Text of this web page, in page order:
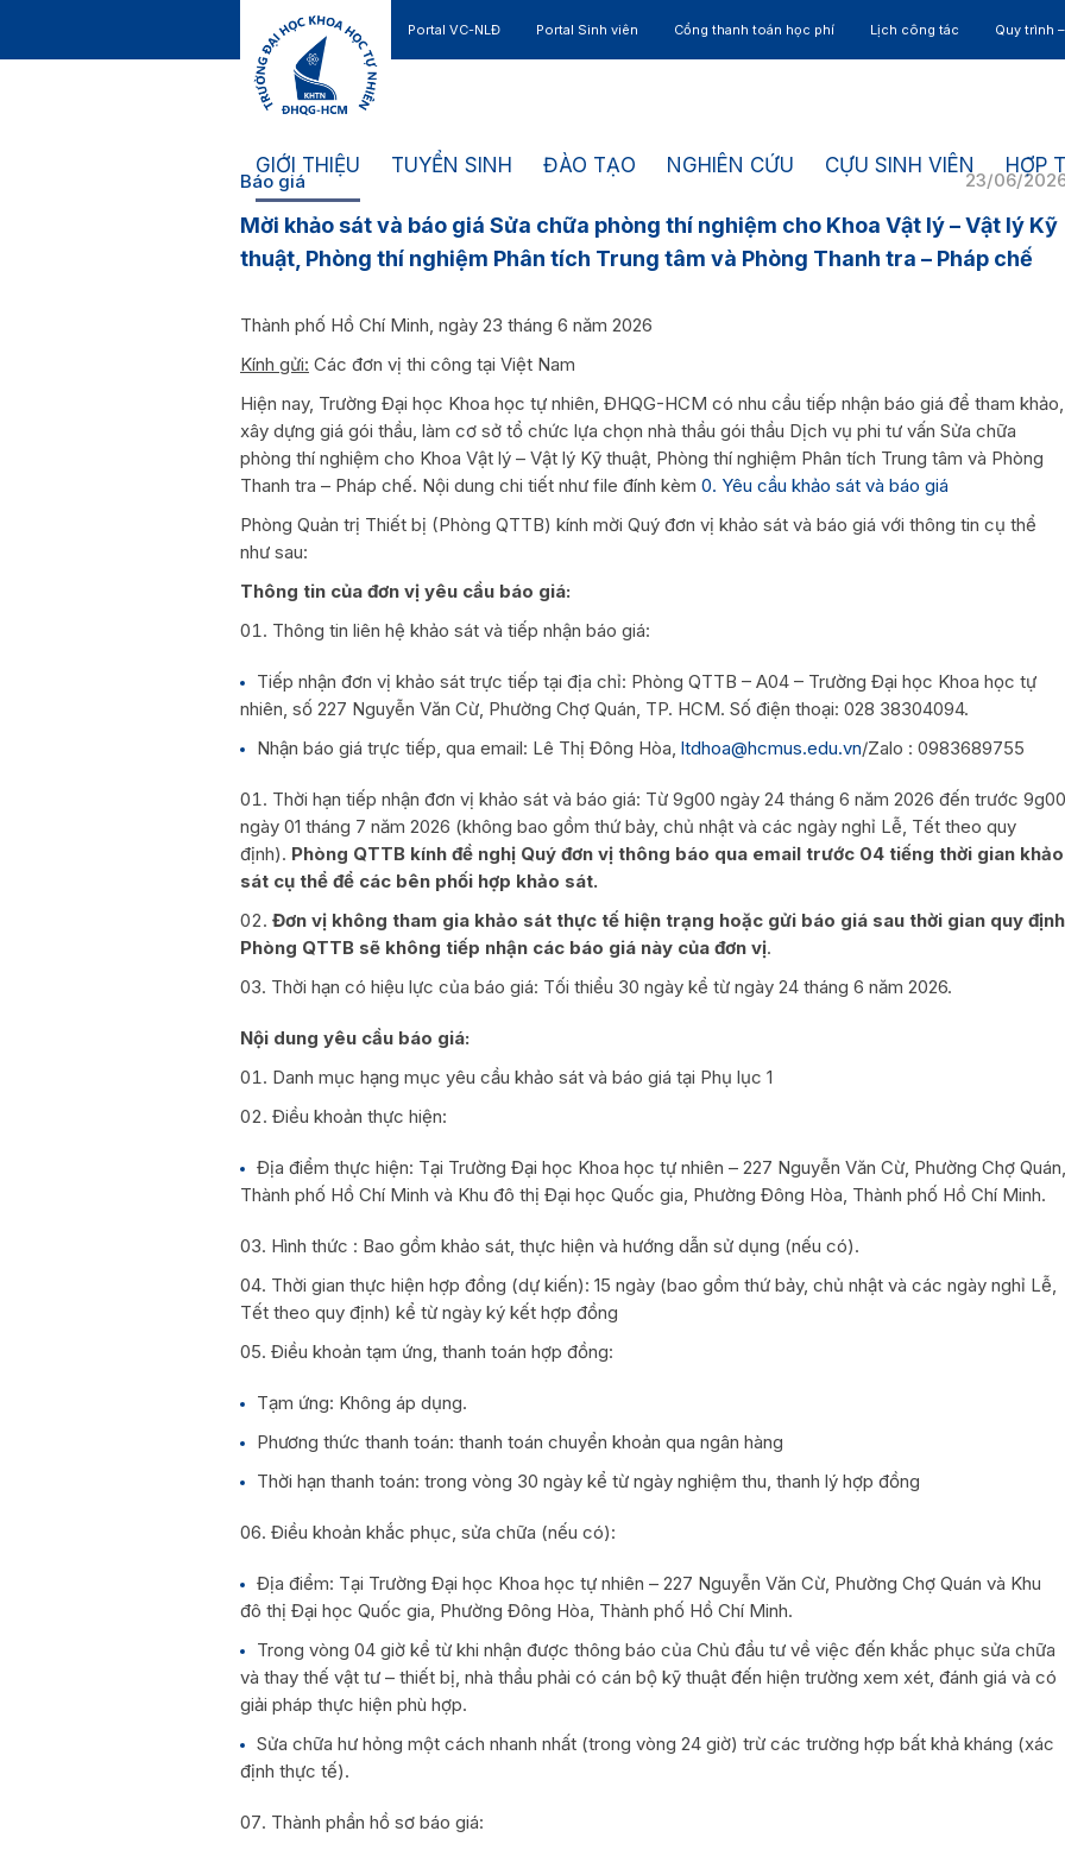
Portal VC-NLĐ Portal Sinh viên Cổng thanh toán học phí Lịch công tác Quy trình
GIỚI THIỆU TUYỂN SINH ĐÀO TẠO NGHIÊN CỨU CỰU SINH VIÊN HỢP
23/06/
Báo giá
Mời khảo sát và báo giá Sửa chữa phòng thí nghiệm cho Khoa Vật lý – Vật lý Kỹ
thuật, Phòng thí nghiệm Phân tích Trung tâm và Phòng Thanh tra – Pháp chế
Thành phố Hồ Chí Minh, ngày 23 tháng 6 năm 2026
Kính gửi: Các đơn vị thi công tại Việt Nam
Hiện nay, Trường Đại học Khoa học tự nhiên, ĐHQG-HCM có nhu cầu tiếp nhận báo giá để tham khảo,
xây dựng giá gói thầu, làm cơ sở tổ chức lựa chọn nhà thầu gói thầu Dịch vụ phi tư vấn Sửa chữa
phòng thí nghiệm cho Khoa Vật lý – Vật lý Kỹ thuật, Phòng thí nghiệm Phân tích Trung tâm và Phòng
Thanh tra – Pháp chế. Nội dung chi tiết như file đính kèm 0. Yêu cầu khảo sát và báo giá
Phòng Quản trị Thiết bị (Phòng QTTB) kính mời Quý đơn vị khảo sát và báo giá với thông tin cụ thể
như sau:
Thông tin của đơn vị yêu cầu báo giá:
Thông tin liên hệ khảo sát và tiếp nhận báo giá:
Tiếp nhận đơn vị khảo sát trực tiếp tại địa chỉ: Phòng QTTB – A04 – Trường Đại học Khoa học tự
nhiên, số 227 Nguyễn Văn Cừ, Phường Chợ Quán, TP. HCM. Số điện thoại: 028 38304094.
Nhận báo giá trực tiếp, qua email: Lê Thị Đông Hòa, ltdhoa@hcmus.edu.vn/Zalo : 0983689755
Thời hạn tiếp nhận đơn vị khảo sát và báo giá: Từ 9g00 ngày 24 tháng 6 năm 2026 đến trước 9g00
ngày 01 tháng 7 năm 2026 (không bao gồm thứ bảy, chủ nhật và các ngày nghỉ Lễ, Tết theo quy
định). Phòng QTTB kính đề nghị Quý đơn vị thông báo qua email trước 04 tiếng thời gian khảo
sát cụ thể để các bên phối hợp khảo sát.
Đơn vị không tham gia khảo sát thực tế hiện trạng hoặc gửi báo giá sau thời gian quy định
Phòng QTTB sẽ không tiếp nhận các báo giá này của đơn vị.
Thời hạn có hiệu lực của báo giá: Tối thiểu 30 ngày kể từ ngày 24 tháng 6 năm 2026.
Nội dung yêu cầu báo giá:
Danh mục hạng mục yêu cầu khảo sát và báo giá tại Phụ lục 1
Điều khoản thực hiện:
Địa điểm thực hiện: Tại Trường Đại học Khoa học tự nhiên – 227 Nguyễn Văn Cừ, Phường Chợ Quán,
Thành phố Hồ Chí Minh và Khu đô thị Đại học Quốc gia, Phường Đông Hòa, Thành phố Hồ Chí Minh.
Hình thức : Bao gồm khảo sát, thực hiện và hướng dẫn sử dụng (nếu có).
Thời gian thực hiện hợp đồng (dự kiến): 15 ngày (bao gồm thứ bảy, chủ nhật và các ngày nghỉ Lễ,
Tết theo quy định) kể từ ngày ký kết hợp đồng
Điều khoản tạm ứng, thanh toán hợp đồng:
Tạm ứng: Không áp dụng.
Phương thức thanh toán: thanh toán chuyển khoản qua ngân hàng
Thời hạn thanh toán: trong vòng 30 ngày kể từ ngày nghiệm thu, thanh lý hợp đồng
Điều khoản khắc phục, sửa chữa (nếu có):
Địa điểm: Tại Trường Đại học Khoa học tự nhiên – 227 Nguyễn Văn Cừ, Phường Chợ Quán và Khu
đô thị Đại học Quốc gia, Phường Đông Hòa, Thành phố Hồ Chí Minh.
Trong vòng 04 giờ kể từ khi nhận được thông báo của Chủ đầu tư về việc đến khắc phục sửa chữa
và thay thế vật tư – thiết bị, nhà thầu phải có cán bộ kỹ thuật đến hiện trường xem xét, đánh giá và có
giải pháp thực hiện phù hợp.
Sửa chữa hư hỏng một cách nhanh nhất (trong vòng 24 giờ) trừ các trường hợp bất khả kháng (xác
định thực tế).
Thành phần hồ sơ báo giá: